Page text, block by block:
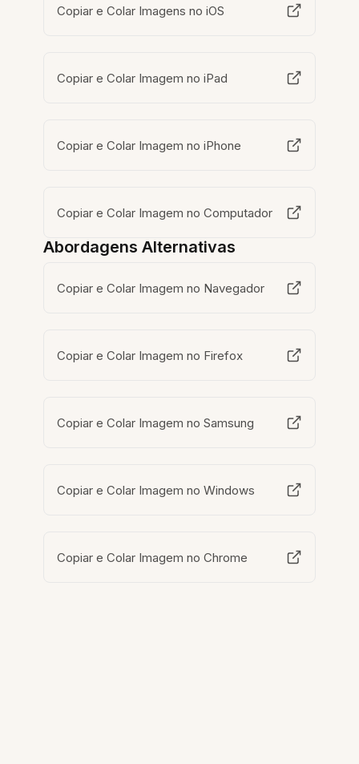
Copiar e Colar Imagens no iOS
Copiar e Colar Imagem no iPad
Copiar e Colar Imagem no iPhone
Copiar e Colar Imagem no Computador
Abordagens Alternativas
Copiar e Colar Imagem no Navegador
Copiar e Colar Imagem no Firefox
Copiar e Colar Imagem no Samsung
Copiar e Colar Imagem no Windows
Copiar e Colar Imagem no Chrome